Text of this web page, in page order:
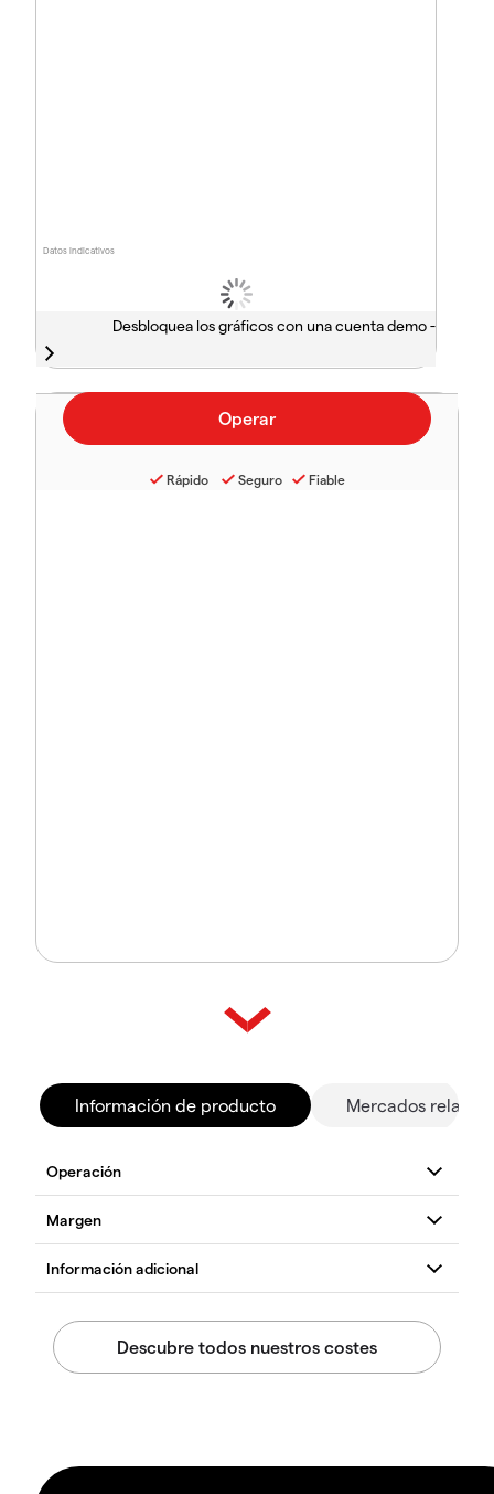
Datos indicativos
Desbloquea los gráficos con una cuenta demo -
Rápido Seguro Fiable
Información de producto Mercados